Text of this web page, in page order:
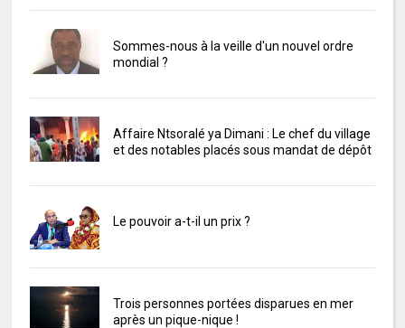
Sommes-nous à la veille d'un nouvel ordre
mondial ?
Affaire Ntsoralé ya Dimani : Le chef du village
et des notables placés sous mandat de dépôt
Le pouvoir a-t-il un prix ?
Trois personnes portées disparues en mer
après un pique-nique !